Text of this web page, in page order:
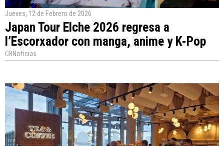
Jueves, 12 de Febrero de 2026
Japan Tour Elche 2026 regresa a
l’Escorxador con manga, anime y K-Pop
CBNoticias